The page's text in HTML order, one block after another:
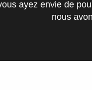
ayez envie de
nous